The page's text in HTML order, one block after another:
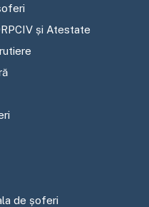
și Atestate
de șoferi